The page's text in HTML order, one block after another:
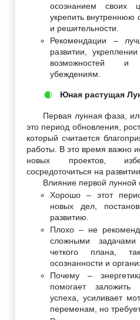
осознанием своих
укрепить внутреннюю
и решительности.
Рекомендации –
развитии,
возможностей и
убеждениям.
🌒 Юная растущая
Первая лунная фаза,
это период обновления,
который считается
работы. В это время важно
новых проектов,
сосредоточиться на развитии.
Влияние первой
Хорошо – этот
новых дел,
развитию.
Плохо – не
сложными
четкого плана,
осознанности и
Почему –
помогает
успеха, усиливает
переменам, но